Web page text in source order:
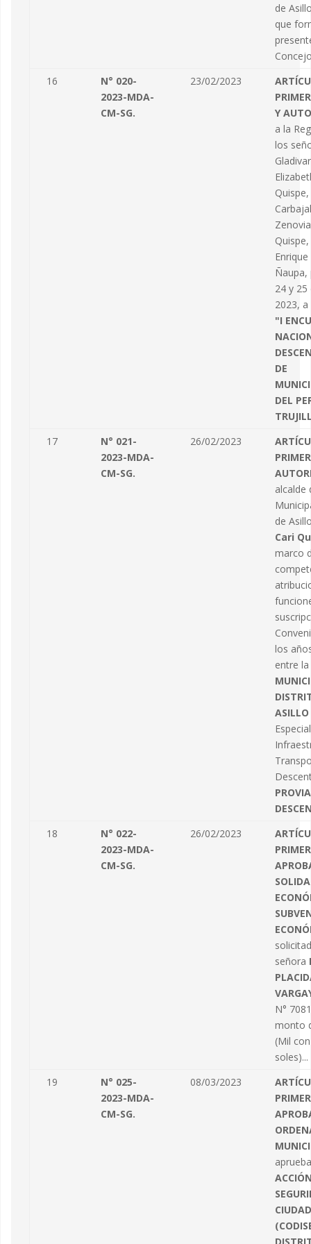
de
que
16
N° 020-
2023-MDA-
CM-SG.
23/02/2023
Y
a la
los
Ñaupa,
24 y
2023,
"I
DE
DEL
17
N° 021-
2023-MDA-
CM-SG.
26/02/2023
alcalde
de
Cari
marco
los
entre la
ASILLO
18
N° 022-
2023-MDA-
CM-SG.
26/02/2023
señora
N°
monto
(Mil
soles)...
19
N° 025-
2023-MDA-
CM-SG.
08/03/2023